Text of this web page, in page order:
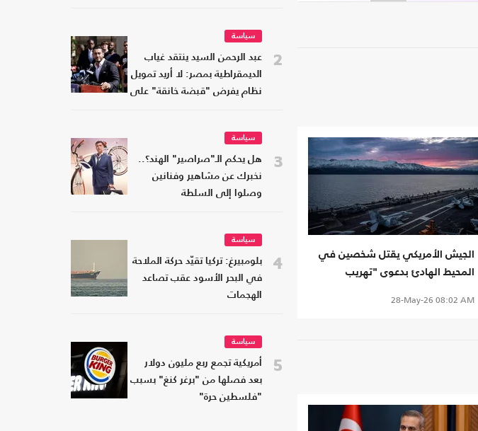
الجيش الأمريكي يقتل شخصين في
المحيط الهادئ بدعوى "تهريب
28-May-26 08:02 AM
2
سياسة
عبد الرحمن السيد ينتقد غياب
الديمقراطية بمصر: لا أريد تمويل
نظام يفرض "قبضة خانقة" على
3
سياسة
هل يحكم الـ"صراصير" الهند؟..
نخبرك عن مشاهير وفنانين
وصلوا إلى السلطة
4
سياسة
بلومبيرغ: تركيا تقيّد حركة الملاحة
في البحر الأسود عقب تصاعد
الهجمات
5
سياسة
أمريكية تجمع ربع مليون دولار
بعد فصلها من "برغر كنغ" بسبب
"فلسطين حرة"